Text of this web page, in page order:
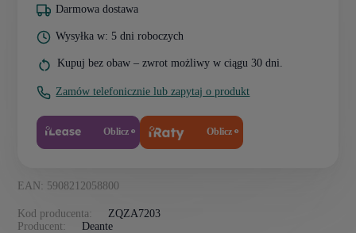
EAN: 5908212058800
Kod producenta:
ZQZA7203
Producent:
Deante
Darmowa dostawa
Wysyłka w: 5 dni roboczych
Kupuj bez obaw – zwrot możliwy w ciągu 30 dni.
Zamów telefonicznie lub zapytaj o produkt
Oblicz Oblicz